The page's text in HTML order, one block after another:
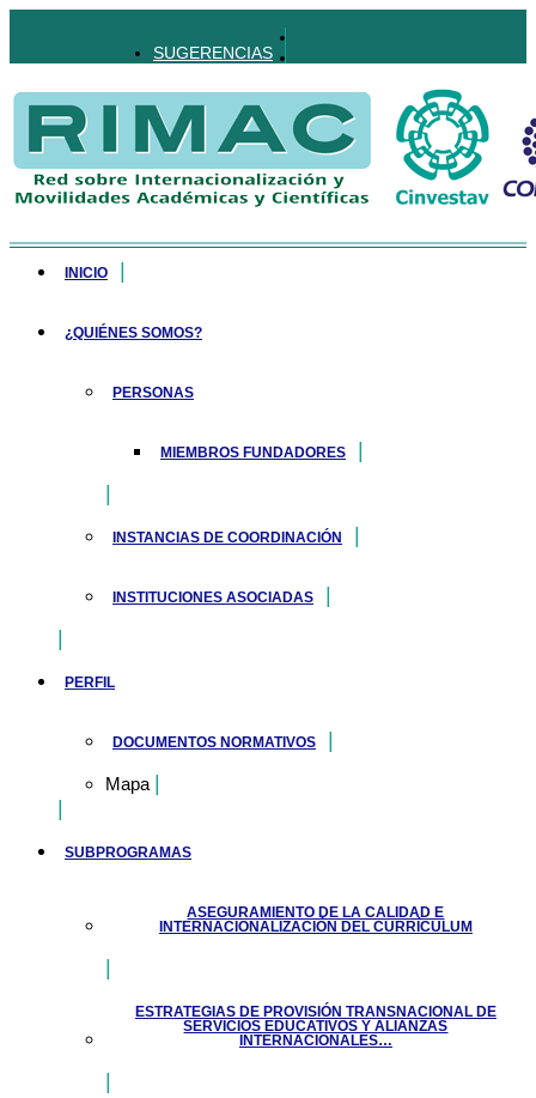
SUGERENCIAS
INICIO
¿QUIÉNES SOMOS?
PERSONAS
MIEMBROS FUNDADORES
INSTANCIAS DE COORDINACIÓN
INSTITUCIONES ASOCIADAS
PERFIL
DOCUMENTOS NORMATIVOS
Mapa
SUBPROGRAMAS
ASEGURAMIENTO DE LA CALIDAD E
INTERNACIONALIZACIÓN DEL CURRÍCULUM
ESTRATEGIAS DE PROVISIÓN TRANSNACIONAL DE
SERVICIOS EDUCATIVOS Y ALIANZAS
INTERNACIONALES…